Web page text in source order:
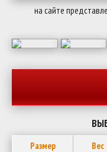
на сайте
Размер Вес